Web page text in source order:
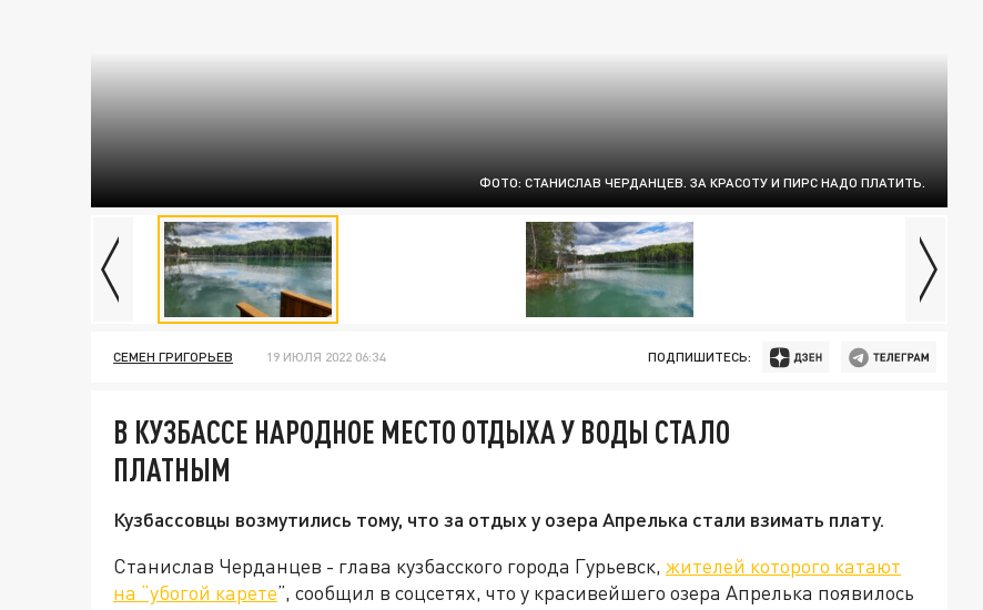
ФОТО: СТАНИСЛАВ ЧЕРДАНЦЕВ. ЗА КРАСОТУ И ПИРС НАДО ПЛАТИТЬ.
СЕМЕН ГРИГОРЬЕВ 19 ИЮЛЯ 2022 06:34 ПОДПИШИТЕСЬ:
В КУЗБАССЕ НАРОДНОЕ МЕСТО ОТДЫХА У ВОДЫ СТАЛО
ПЛАТНЫМ
Кузбассовцы возмутились тому, что за отдых у озера Апрелька стали взимать плату.
Станислав Черданцев - глава кузбасского города Гурьевск, жителей которого катают
на “убогой карете”, сообщил в соцсетях, что у красивейшего озера Апрелька появилось